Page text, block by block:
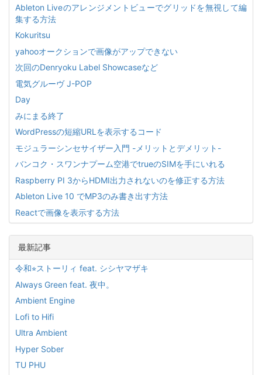
Ableton Liveのアレンジメントビューでグリッドを無視して編
集する方法
Kokuritsu
yahooオークションで画像がアップできない
次回のDenryoku Label Showcaseなど
電気グルーヴ J-POP
Day
みにまる終了
WordPressの短縮URLを表示するコード
モジュラーシンセサイザー入門 -メリットとデメリット-
バンコク・スワンナプーム空港でtrueのSIMを手にいれる
Raspberry PI 3からHDMI出力されないのを修正する方法
Ableton Live 10 でMP3のみ書き出す方法
Reactで画像を表示する方法
最新記事
令和⭐︎ストーリィ feat. シシヤマザキ
Always Green feat. 夜中。
Ambient Engine
Lofi to Hifi
Ultra Ambient
Hyper Sober
TU PHU